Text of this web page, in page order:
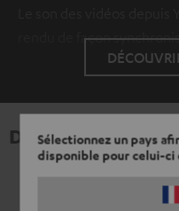
Sélectionnez un pays
disponible pour celui-ci
rendu de façon
Données